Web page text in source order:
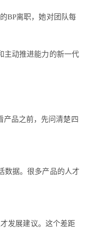
BP离职，她对团队每
主动推进能力的新一代
产品之前，先问清楚四
数据。很多产品的人才
发展建议。这个差距